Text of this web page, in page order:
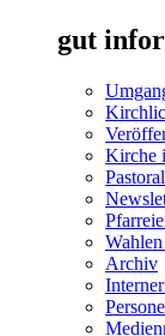
gut
Kirche
Archiv